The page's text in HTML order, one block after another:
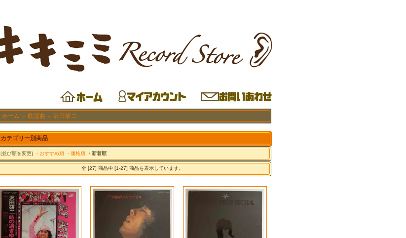
ホーム ＞ 歌謡曲 ＞ 沢田研二
カテゴリー別商品
[並び順を変更] ・おすすめ順 ・価格順 ・新着順
全 [27] 商品中 [1-27] 商品を表示しています。